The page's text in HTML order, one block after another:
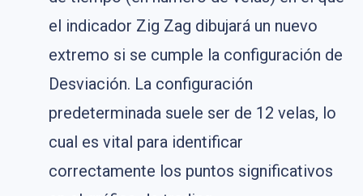
el indicador Zig Zag dibujará un nuevo
extremo si se cumple la configuración de
Desviación. La configuración
predeterminada suele ser de 12 velas, lo
cual es vital para identificar
correctamente los puntos significativos